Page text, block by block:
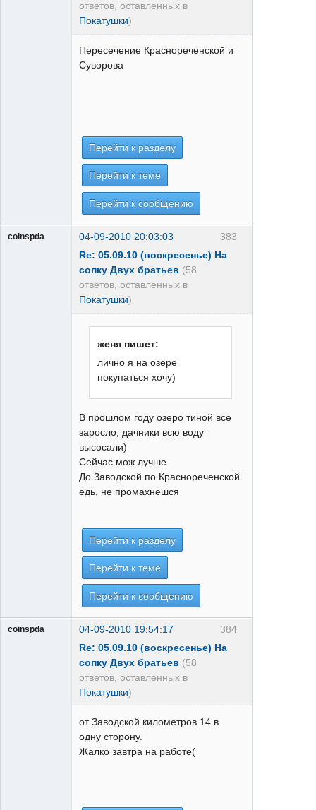
ответов, оставленных в
Покатушки)
Пересечение Краснореченской и
Суворова
Перейти к разделу
Перейти к теме
Перейти к сообщению
383
coinspda
04-09-2010 20:03:03
Re: 05.09.10 (воскресенье) На
сопку Двух братьев (58
ответов, оставленных в
Покатушки)
женя пишет:
лично я на озере
покупаться хочу)
В прошлом году озеро тиной все
заросло, дачники всю воду
высосали)
Сейчас мож лучше.
До Заводской по Краснореченской
едь, не промахнешся
Перейти к разделу
Перейти к теме
Перейти к сообщению
384
coinspda
04-09-2010 19:54:17
Re: 05.09.10 (воскресенье) На
сопку Двух братьев (58
ответов, оставленных в
Покатушки)
от Заводской километров 14 в
одну сторону.
Жалко завтра на работе(